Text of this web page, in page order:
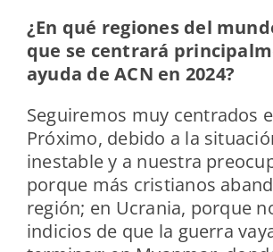
¿En qué regiones del
que se centrará
ayuda de ACN en 2024?
Seguiremos muy centrados
Próximo, debido a la
inestable y a nuestra
porque más cristianos
región; en Ucrania, porque
indicios de que la guerra